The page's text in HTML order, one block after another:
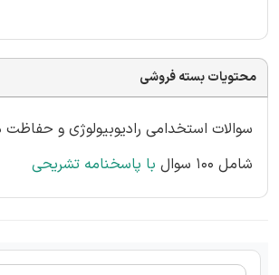
محتویات بسته فروشی
سوالات استخدامی رادیوبیولوژی و حفاظت
شامل 100 سوال
با پاسخنامه تشریحی